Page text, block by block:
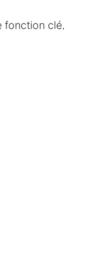
fonction clé,